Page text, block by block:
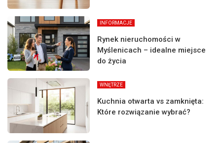
INFORMACJE
Rynek nieruchomości w
Myślenicach – idealne miejsce
do życia
WNĘTRZE
Kuchnia otwarta vs zamknięta:
Które rozwiązanie wybrać?